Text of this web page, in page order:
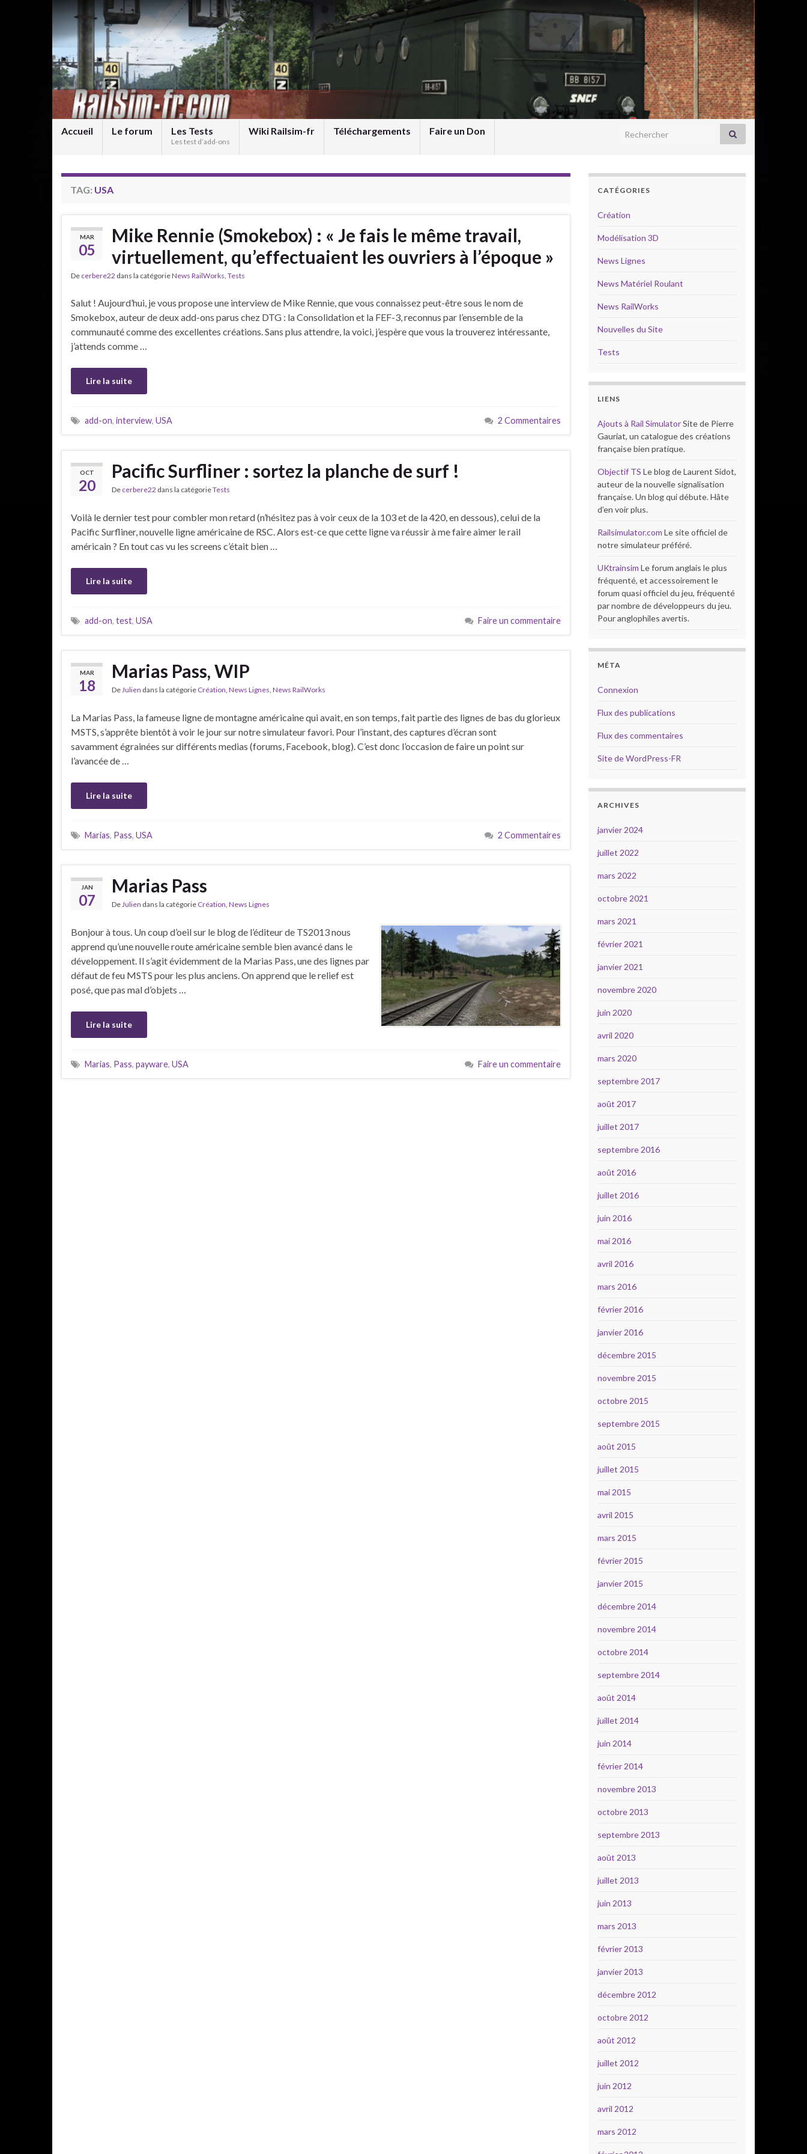
Accueil Le forum Les Tests
Les test d’add-ons
Wiki Railsim-fr Téléchargements Faire un Don Search for:
TAG: USA
MAR
05
Mike Rennie (Smokebox) : « Je fais le même travail,
virtuellement, qu’effectuaient les ouvriers à l’époque »
De cerbere22 dans la catégorieNews RailWorks, Tests
Salut ! Aujourd’hui, je vous propose une interview de Mike Rennie, que vous connaissez peut-être sous le nom de
Smokebox, auteur de deux add-ons parus chez DTG : la Consolidation et la FEF-3, reconnus par l’ensemble de la
communauté comme des excellentes créations. Sans plus attendre, la voici, j’espère que vous la trouverez intéressante,
j’attends comme …
Lire la suite
add-on, interview, USA 2 Commentaires
OCT
20
Pacific Surfliner : sortez la planche de surf !
De cerbere22 dans la catégorieTests
Voilà le dernier test pour combler mon retard (n’hésitez pas à voir ceux de la 103 et de la 420, en dessous), celui de la
Pacific Surfliner, nouvelle ligne américaine de RSC. Alors est-ce que cette ligne va réussir à me faire aimer le rail
américain ? En tout cas vu les screens c’était bien …
Lire la suite
add-on, test, USA Faire un commentaire
MAR
18
Marias Pass, WIP
DeJulien dans la catégorie Création, News Lignes, News RailWorks
La Marias Pass, la fameuse ligne de montagne américaine qui avait, en son temps, fait partie des lignes de bas du glorieux
MSTS, s’apprête bientôt à voir le jour sur notre simulateur favori. Pour l’instant, des captures d’écran sont
savamment égrainées sur différents medias (forums, Facebook, blog). C’est donc l’occasion de faire un point sur
l’avancée de …
Lire la suite
Marias, Pass, USA 2 Commentaires
JAN
07
Marias Pass
DeJulien dans la catégorie Création, News Lignes
Bonjour à tous. Un coup d’oeil sur le blog de l’éditeur de TS2013 nous
apprend qu’une nouvelle route américaine semble bien avancé dans le
développement. Il s’agit évidemment de la Marias Pass, une des lignes par
défaut de feu MSTS pour les plus anciens. On apprend que le relief est
posé, que pas mal d’objets …
Lire la suite
Marias, Pass, payware, USA Faire un commentaire
CATÉGORIES
Création
Modélisation 3D
News Lignes
News Matériel Roulant
News RailWorks
Nouvelles du Site
Tests
LIENS
Ajouts à Rail SimulatorSite de Pierre
Gauriat, un catalogue des créations
française bien pratique.
Objectif TS Le blog de Laurent Sidot,
auteur de la nouvelle signalisation
française. Un blog qui débute. Hâte
d’en voir plus.
Railsimulator.com Le site officiel de
notre simulateur préféré.
UKtrainsim Le forum anglais le plus
fréquenté, et accessoirement le
forum quasi officiel du jeu, fréquenté
par nombre de développeurs du jeu.
Pour anglophiles avertis.
MÉTA
Connexion
Flux des publications
Flux des commentaires
Site de WordPress-FR
ARCHIVES
janvier 2024
juillet 2022
mars 2022
octobre 2021
mars 2021
février 2021
janvier 2021
novembre 2020
juin 2020
avril 2020
mars 2020
septembre 2017
août 2017
juillet 2017
septembre 2016
août 2016
juillet 2016
juin 2016
mai 2016
avril 2016
mars 2016
février 2016
janvier 2016
décembre 2015
novembre 2015
octobre 2015
septembre 2015
août 2015
juillet 2015
mai 2015
avril 2015
mars 2015
février 2015
janvier 2015
décembre 2014
novembre 2014
octobre 2014
septembre 2014
août 2014
juillet 2014
juin 2014
février 2014
novembre 2013
octobre 2013
septembre 2013
août 2013
juillet 2013
juin 2013
mars 2013
février 2013
janvier 2013
décembre 2012
octobre 2012
août 2012
juillet 2012
juin 2012
avril 2012
mars 2012